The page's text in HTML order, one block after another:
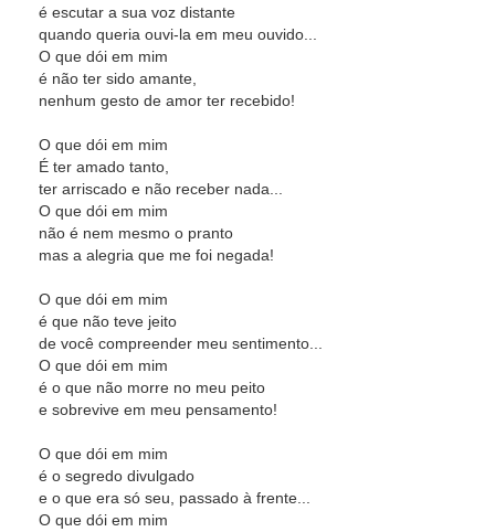
é escutar a sua voz distante
quando queria ouvi-la em meu ouvido...
O que dói em mim
é não ter sido amante,
nenhum gesto de amor ter recebido!
O que dói em mim
É ter amado tanto,
ter arriscado e não receber nada...
O que dói em mim
não é nem mesmo o pranto
mas a alegria que me foi negada!
O que dói em mim
é que não teve jeito
de você compreender meu sentimento...
O que dói em mim
é o que não morre no meu peito
e sobrevive em meu pensamento!
O que dói em mim
é o segredo divulgado
e o que era só seu, passado à frente...
O que dói em mim